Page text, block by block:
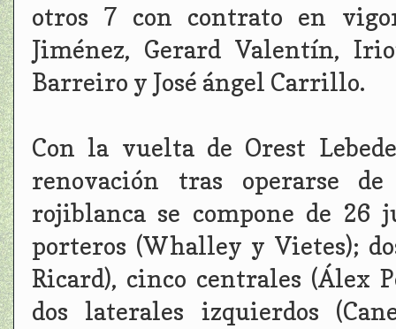
otros 7 con contrato en
Jiménez, Gerard Valentín,
Barreiro y José ángel Carrillo.
Con la vuelta de Orest
renovación tras operarse
rojiblanca se compone de 26
porteros (Whalley y Vietes);
Ricard), cinco centrales (Álex
dos laterales izquierdos